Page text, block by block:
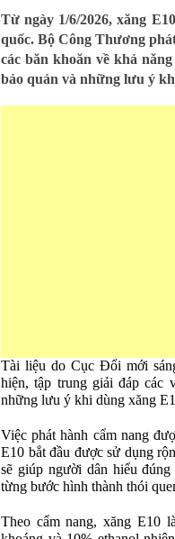
Từ ngày 1/6/2026, xăng
quốc. Bộ Công Thương
các băn khoăn về khả
bảo quản và những lưu ý
Tài liệu do Cục Đổi mới
hiện, tập trung giải đáp các
những lưu ý khi dùng xăng
Việc phát hành cẩm nang
E10 bắt đầu được sử dụng
sẽ giúp người dân hiểu
từng bước hình thành thói
Theo cẩm nang, xăng E10